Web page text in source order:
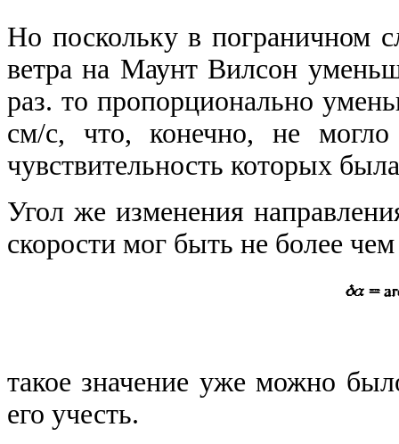
Но поскольку в пограничном
ветра на Маунт Вилсон
раз. то пропорционально
см/с, что, конечно, не могло
чувствительность которых
Угол же изменения
скорости мог быть не более чем
такое значение уже можно
его учесть.